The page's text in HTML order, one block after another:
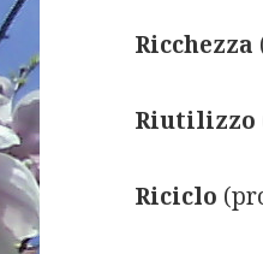
Ricchezza
Riutilizzo
Riciclo